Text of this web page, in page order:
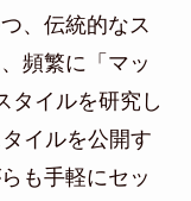
、伝統的なス
頻繁に「マッ
タイルを研究し
イルを公開す
も手軽にセッ